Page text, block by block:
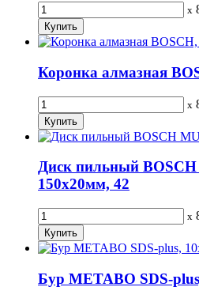
x
Коронка алмазная
x
Диск пильный
150х20мм, 42
x
Бур METABO SDS-